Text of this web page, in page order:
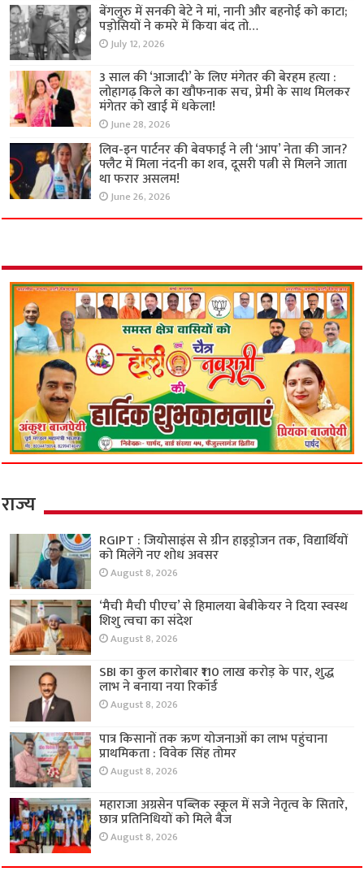
बेंगलुरु में सनकी बेटे ने मां, नानी और बहनोई को काटा;
पड़ोसियों ने कमरे में किया बंद तो…
July 12, 2026
3 साल की ‘आजादी’ के लिए मंगेतर की बेरहम हत्या :
लोहागढ़ किले का खौफनाक सच, प्रेमी के साथ मिलकर
मंगेतर को खाई में धकेला!
June 28, 2026
लिव-इन पार्टनर की बेवफाई ने ली ‘आप’ नेता की जान?
फ्लैट में मिला नंदनी का शव, दूसरी पत्नी से मिलने जाता
था फरार असलम!
June 26, 2026
राज्य
RGIPT : जियोसाइंस से ग्रीन हाइड्रोजन तक, विद्यार्थियों
को मिलेंगे नए शोध अवसर
August 8, 2026
‘मैची मैची पीएच’ से हिमालया बेबीकेयर ने दिया स्वस्थ
शिशु त्वचा का संदेश
August 8, 2026
SBI का कुल कारोबार ₹110 लाख करोड़ के पार, शुद्ध
लाभ ने बनाया नया रिकॉर्ड
August 8, 2026
पात्र किसानों तक ऋण योजनाओं का लाभ पहुंचाना
प्राथमिकता : विवेक सिंह तोमर
August 8, 2026
महाराजा अग्रसेन पब्लिक स्कूल में सजे नेतृत्व के सितारे,
छात्र प्रतिनिधियों को मिले बैज
August 8, 2026